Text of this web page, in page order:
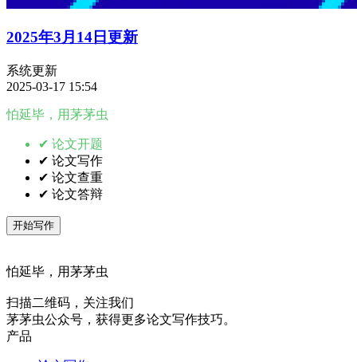
2025年3月14日更新
系统更新
2025-03-17 15:54
怕延毕，用茅茅虫
✔ 论文开题
✔ 论文写作
✔ 论文查重
✔ 论文答辩
开始写作
怕延毕，用茅茅虫
扫描二维码，关注我们
茅茅虫公众号，获得更多论文写作技巧。
产品